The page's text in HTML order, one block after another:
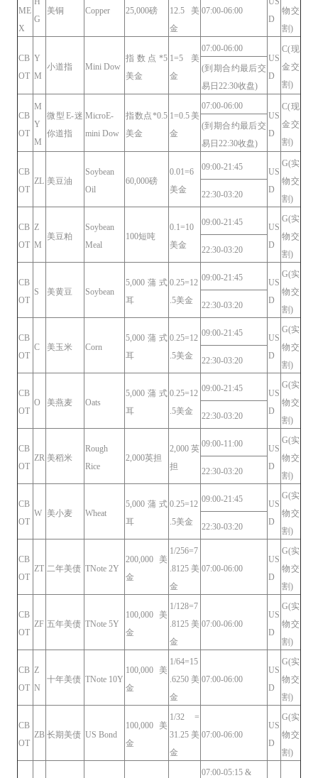
ME
X
G
美铜 Copper 25,000磅
12.5美
金
07:00-06:00
D
物交
割)
CB
OT
Y
M
小道指 Mini Dow
指数点*5
美金
1=5美
金
07:00-06:00
US
D
C(现
金交
割)
(到期合约最后交
易日22:30收盘)
CB
OT
M
Y
M
微型E-迷
你道指
MicroE-
mini Dow
指数点*0.5
美金
1=0.5美
金
07:00-06:00
US
D
C(现
金交
割)
(到期合约最后交
易日22:30收盘)
CB
OT
ZL 美豆油
Soybean
Oil
60,000磅
0.01=6
美金
09:00-21:45
US
D
G(实
物交
割)
22:30-03:20
CB
OT
Z
M
美豆粕
Soybean
Meal
100短吨
0.1=10
美金
09:00-21:45
US
D
G(实
物交
割)
22:30-03:20
CB
OT
S 美黄豆 Soybean
5,000蒲式
耳
0.25=12
.5美金
09:00-21:45
US
D
G(实
物交
割)
22:30-03:20
CB
OT
C 美玉米 Corn
5,000蒲式
耳
0.25=12
.5美金
09:00-21:45
US
D
G(实
物交
割)
22:30-03:20
CB
OT
O 美燕麦 Oats
5,000蒲式
耳
0.25=12
.5美金
09:00-21:45
US
D
G(实
物交
割)
22:30-03:20
CB
OT
ZR 美稻米
Rough
Rice
2,000英担
2,000英
担
09:00-11:00
US
D
G(实
物交
割)
22:30-03:20
CB
OT
W 美小麦 Wheat
5,000蒲式
耳
0.25=12
.5美金
09:00-21:45
US
D
G(实
物交
割)
22:30-03:20
CB
OT
ZT 二年美债 TNote 2Y
200,000美
金
1/256=7
.8125美
金
07:00-06:00
US
D
G(实
物交
割)
CB
OT
ZF 五年美债 TNote 5Y
100,000美
金
1/128=7
.8125美
金
07:00-06:00
US
D
G(实
物交
割)
CB
OT
Z
N
十年美债 TNote 10Y
100,000美
金
1/64=15
.6250美
金
07:00-06:00
US
D
G(实
物交
割)
CB
OT
ZB 长期美债 US Bond
100,000美
金
1/32 =
31.25美
金
07:00-06:00
US
D
G(实
物交
割)
07:00-05:15 &